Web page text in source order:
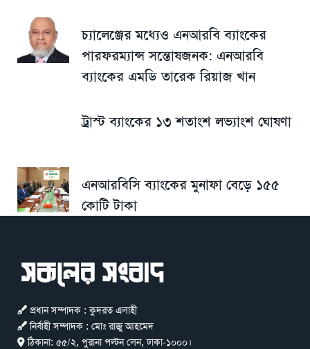
চ্যালেঞ্জের মধ্যেও এনআরবি ব্যাংকের
পারফরম্যান্স সন্তোষজনক: এনআরবি
ব্যাংকের এমডি তারেক রিয়াজ খান
ট্রাস্ট ব্যাংকের ১৩ শতাংশ লভ্যাংশ ঘোষণা
এনআরবিসি ব্যাংকের মুনাফা বেড়ে ১৫৫
কোটি টাকা
প্রধান সম্পাদক : কুদরত এলাহী
নির্বাহী সম্পাদক : মোঃ রাজু আহমেদ
ঠিকানা: ৫৫/২, পুরানা পল্টন লেন, ঢাকা-১০০০।